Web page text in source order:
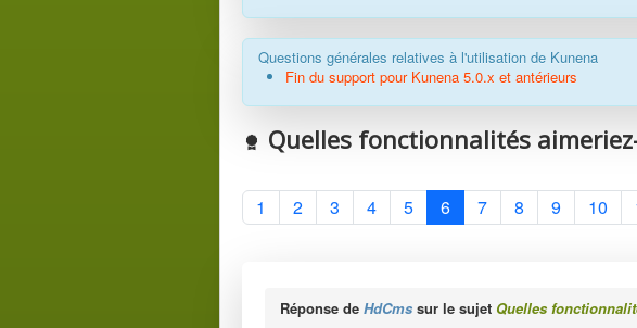
Questions générales relatives à l'utilisation de Kunena
Fin du support pour Kunena 5.0.x et antérieurs
Quelles fonctionnalités
1 2 3 4 5 6 7 8 9 10
Réponse de HdCms sur le sujet Quelles